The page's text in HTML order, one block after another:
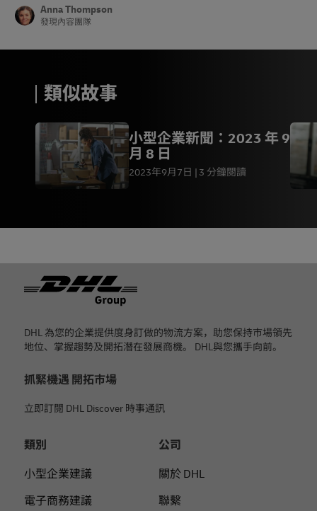
Anna Thompson
發現內容團隊
類似故事
小型企業新聞：2023 年 9
月 8 日
2023年9月7日 3 分鐘閱讀
DHL 為您的企業提供度身訂做的物流方案，助您保持市場領先
地位、掌握趨勢及開拓潛在發展商機。 DHL與您攜手向前。
抓緊機遇 開拓市場
立即訂閱 DHL Discover 時事通訊
類別
小型企業建議
電子商務建議
公司
關於 DHL
聯繫